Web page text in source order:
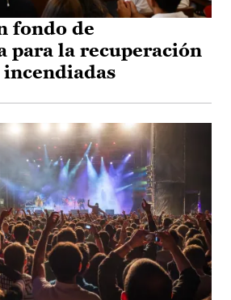
fondo de
para la recuperación
incendiadas